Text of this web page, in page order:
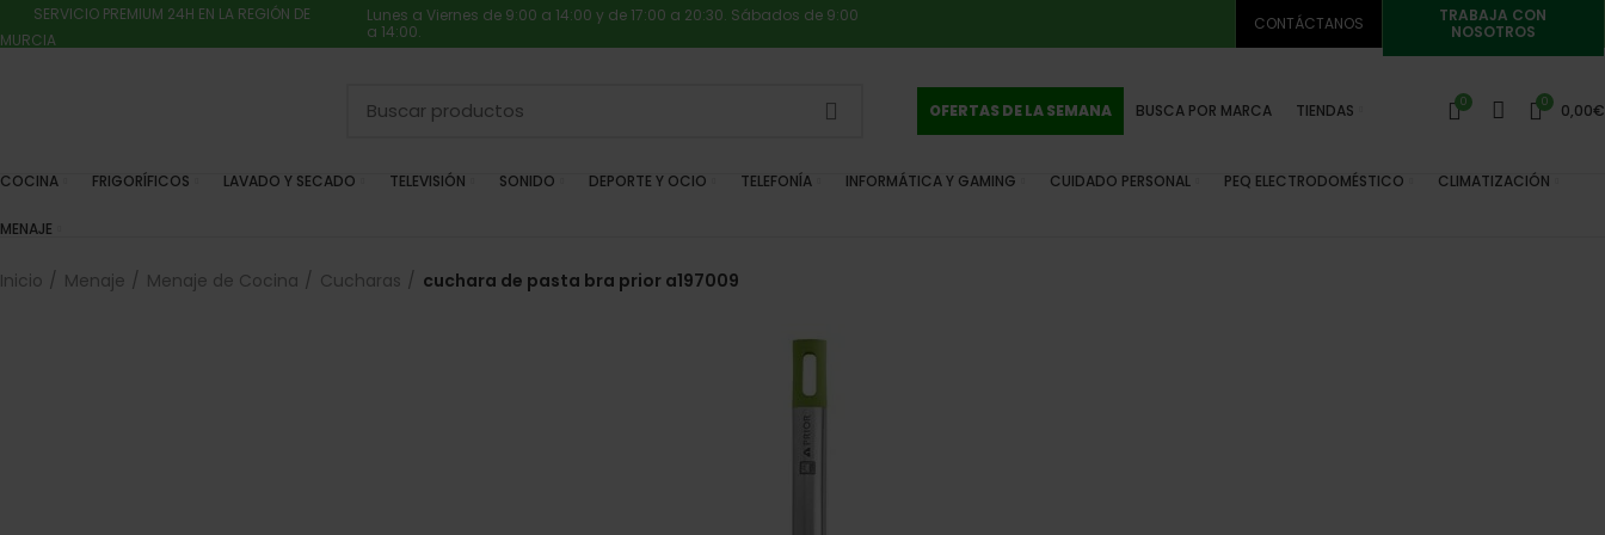
SERVICIO PREMIUM 24H EN LA REGIÓN DE
MURCIA
Lunes a Viernes de 9:00 a 14:00 y de 17:00 a 20:30. Sábados de 9:00
a 14:00.
CONTÁCTANOS
TRABAJA CON
NOSOTROS
OFERTAS DE LA SEMANA BUSCA POR MARCA TIENDAS 0 0 0,00€
COCINA FRIGORÍFICOS LAVADO Y SECADO TELEVISIÓN SONIDO DEPORTE Y OCIO TELEFONÍA INFORMÁTICA Y GAMING CUIDADO PERSONAL PEQ ELECTRODOMÉSTICO CLIMATIZACIÓN
MENAJE
Inicio Menaje Menaje de Cocina Cucharas cuchara de pasta bra prior a197009